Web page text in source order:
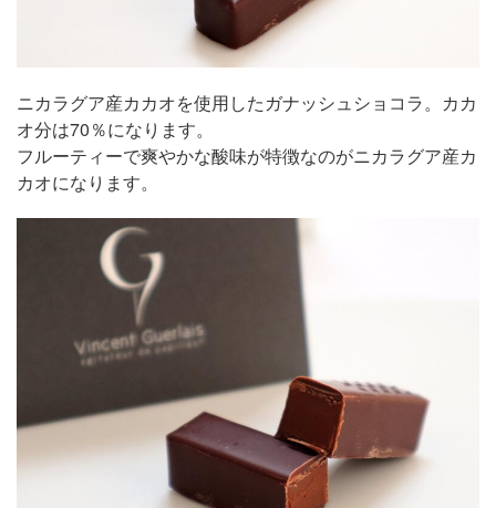
ニカラグア産カカオを使用したガナッシュショコラ。カカ
オ分は70％になります。
フルーティーで爽やかな酸味が特徴なのがニカラグア産カ
カオになります。